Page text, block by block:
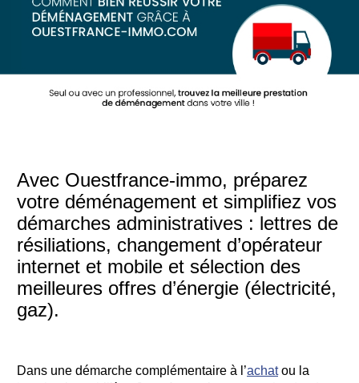
Avec Ouestfrance-immo, préparez
votre déménagement et simplifiez vos
démarches administratives : lettres de
résiliations, changement d’opérateur
internet et mobile et sélection des
meilleures offres d’énergie (électricité,
gaz).
Dans une démarche complémentaire à l’achatou la